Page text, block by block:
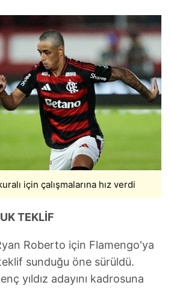
için çalışmalarına hız verdi
TEKLİF
Roberto için Flamengo'ya
sunduğu öne sürüldü.
yıldız adayını kadrosuna